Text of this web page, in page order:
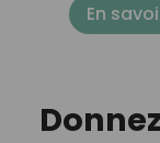
En